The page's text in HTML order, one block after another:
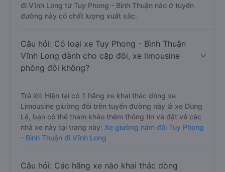
đi Vĩnh Long từ Tuy Phong - Bình Thuận nào ở tuyến
đường này có chất lượng xuất sắc.
Câu hỏi: Có loại xe Tuy Phong - Bình Thuận
Vĩnh Long dành cho cặp đôi, xe limousine
phòng đôi không?
Trả lời: Hiện tại có 1 hãng xe khai thác dòng xe
Limousine giường đôi trên tuyến đường này là xe Dũng
Lệ, bạn có thể tham khảo thêm thông tin và đặt vé các
nhà xe này tại trang này: Xe giường nằm đôi Tuy Phong
- Bình Thuận đi Vĩnh Long
Câu hỏi: Các hãng xe nào khai thác dòng